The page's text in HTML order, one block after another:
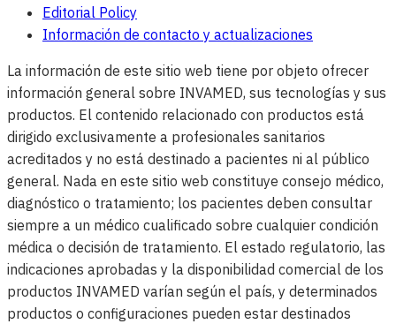
Editorial Policy
Información de contacto y actualizaciones
La información de este sitio web tiene por objeto ofrecer
información general sobre INVAMED, sus tecnologías y sus
productos. El contenido relacionado con productos está
dirigido exclusivamente a profesionales sanitarios
acreditados y no está destinado a pacientes ni al público
general. Nada en este sitio web constituye consejo médico,
diagnóstico o tratamiento; los pacientes deben consultar
siempre a un médico cualificado sobre cualquier condición
médica o decisión de tratamiento. El estado regulatorio, las
indicaciones aprobadas y la disponibilidad comercial de los
productos INVAMED varían según el país, y determinados
productos o configuraciones pueden estar destinados